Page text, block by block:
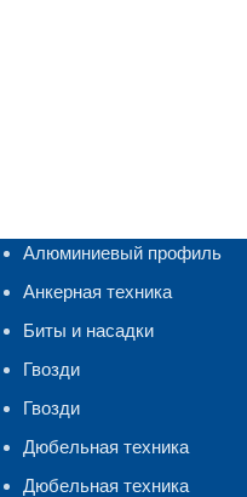
Алюминиевый профиль
Анкерная техника
Биты и насадки
Гвозди
Гвозди
Дюбельная техника
Дюбельная техника